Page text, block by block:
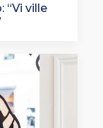
“Vi ville